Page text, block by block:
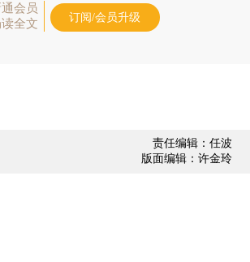
会员
全文
订阅/会员升级
责任编辑：任波
版面编辑：许金玲